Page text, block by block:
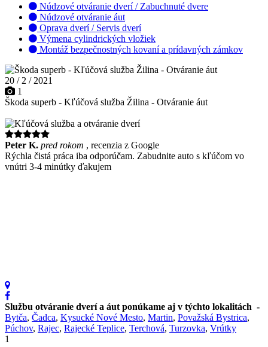
Núdzové otváranie dverí / Zabuchnuté dvere
Núdzové otváranie áut
Oprava dverí / Servis dverí
Výmena cylindrických vložiek
Montáž bezpečnostných kovaní a prídavných zámkov
20 / 2 / 2021
1
Škoda superb - Kľúčová služba Žilina - Otváranie áut
Peter K. pred rokom , recenzia z Google
Rýchla čistá práca iba odporúčam. Zabudnite auto s kľúčom vo
vnútri 3-4 minútky ďakujem
Službu otváranie dverí a áut ponúkame aj v týchto lokalitách -
Bytča, Čadca, Kysucké Nové Mesto, Martin, Považská Bystrica,
Púchov, Rajec, Rajecké Teplice, Terchová, Turzovka, Vrútky
1